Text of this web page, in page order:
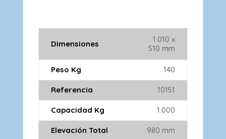
Dimensiones
1.010 x
510 mm
Peso Kg 140
Referencia 10151
Capacidad Kg 1.000
Elevación Total 980 mm